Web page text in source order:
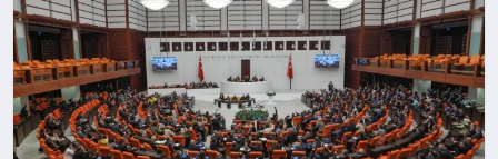
EĞITIM
EKONOMI